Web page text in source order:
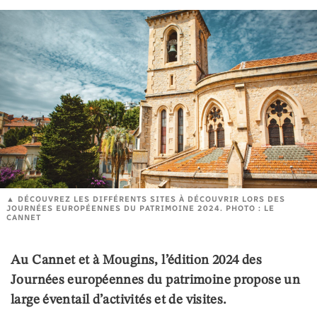
DÉCOUVREZ LES DIFFÉRENTS SITES À DÉCOUVRIR LORS DES
JOURNÉES EUROPÉENNES DU PATRIMOINE 2024. PHOTO : LE
CANNET
Au Cannet et à Mougins, l’édition 2024 des
Journées européennes du patrimoine propose un
large éventail d’activités et de visites.